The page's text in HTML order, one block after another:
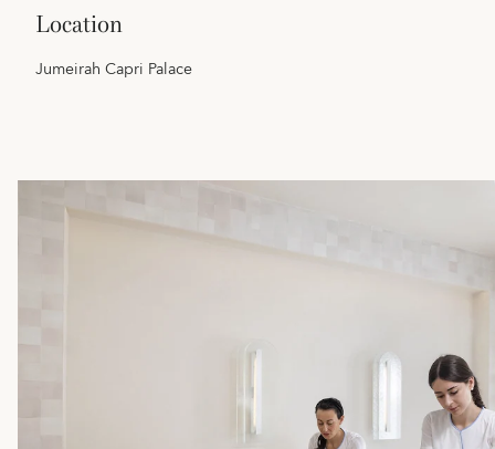
location
Jumeirah Capri Palace